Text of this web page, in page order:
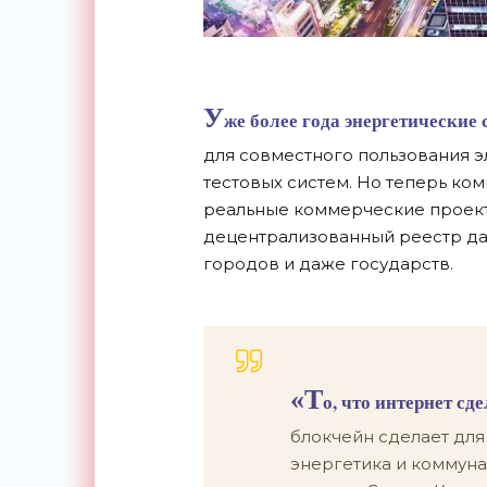
Уже более года
для совместного пользования
тестовых систем. Но теперь
реальные коммерческие
децентрализованный реестр
городов и даже государств.
«То, что интернет
блокчейн сделает
энергетика и